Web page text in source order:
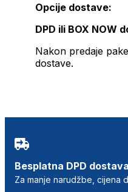
Opcije dostave:
DPD ili BOX NOW
Nakon predaje
dostave.
Besplatna DPD
Za manje narudžbe, cijena